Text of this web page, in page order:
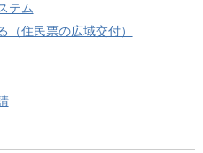
テム
住民票の広域交付）